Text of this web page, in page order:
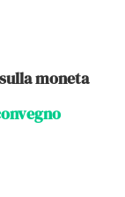
moneta